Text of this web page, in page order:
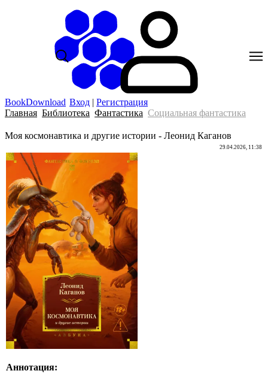
BookDownload Вход | Регистрация
Главная Библиотека Фантастика Социальная фантастика
Моя космонавтика и другие истории - Леонид Каганов
29.04.2026, 11:38
Аннотация: